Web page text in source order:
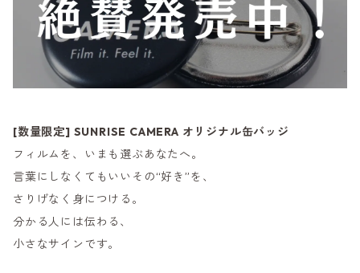
[数量限定] SUNRISE CAMERA オリジナル缶バッジ
フィルムを、いまも選ぶあなたへ。
言葉にしなくてもいいその“好き”を、
さりげなく身につける。
分かる人には伝わる、
小さなサインです。